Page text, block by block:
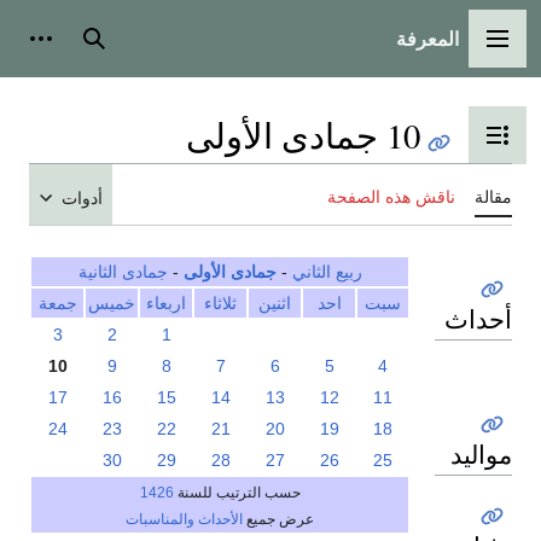
القائمة الرئيسية
المعرفة بحث
تبديل عرض جدول المحتويات
10 جمادى الأولى
مقالة ناقش هذه الصفحة أدوات
ربيع الثاني -جمادى الأولى - جمادى الثانية
سبت
احد اثنين ثلاثاء اربعاء خميس
جمعة
1
2
3
4
5
6
7
8
9
10
11
12
13
14
15
16
17
18
19
20
21
22
23
24
25
26
27
28
29
30
حسب الترتيب للسنة 1426
عرض جميع الأحداث والمناسبات
أحداث
مواليد